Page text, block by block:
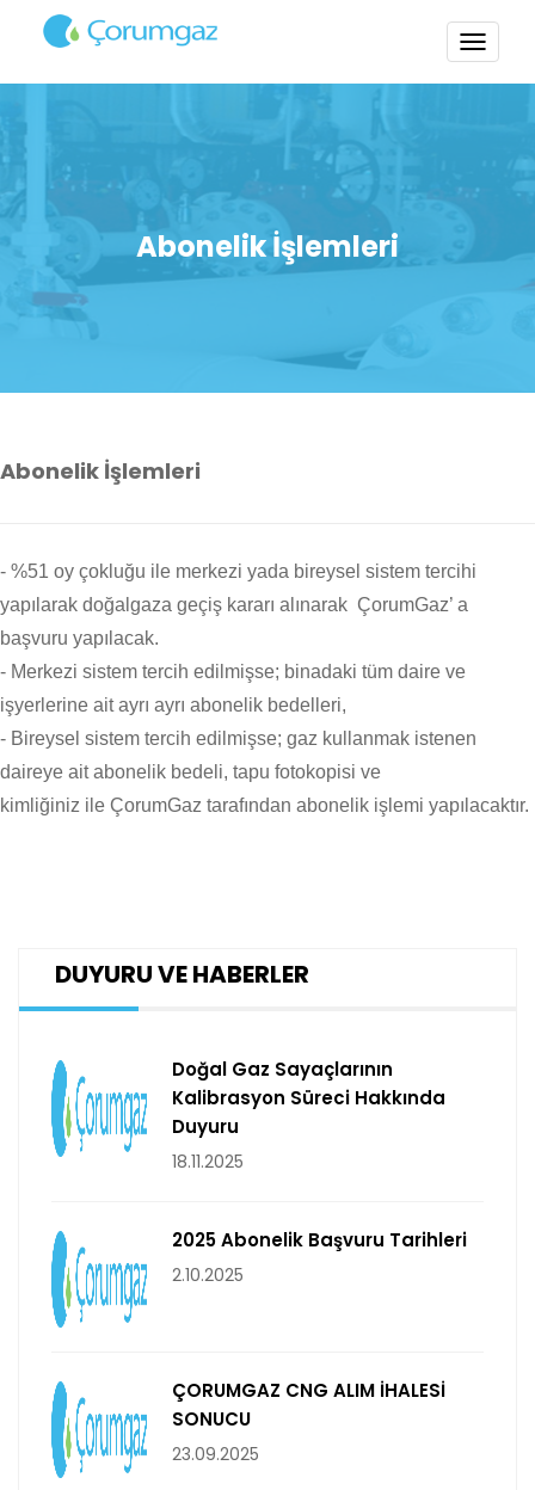
Abonelik İşlemleri
Abonelik İşlemleri
- %51 oy çokluğu ile merkezi yada bireysel sistem tercihi
yapılarak doğalgaza geçiş kararı alınarak ÇorumGaz’ a
başvuru yapılacak.
- Merkezi sistem tercih edilmişse; binadaki tüm daire ve
işyerlerine ait ayrı ayrı abonelik bedelleri,
- Bireysel sistem tercih edilmişse; gaz kullanmak istenen
daireye ait abonelik bedeli, tapu fotokopisi ve
kimliğiniz ile ÇorumGaz tarafından abonelik işlemi yapılacaktır.
DUYURU VE HABERLER
Doğal Gaz Sayaçlarının
Kalibrasyon Süreci Hakkında
Duyuru
18.11.2025
2025 Abonelik Başvuru Tarihleri
2.10.2025
ÇORUMGAZ CNG ALIM İHALESİ
SONUCU
23.09.2025